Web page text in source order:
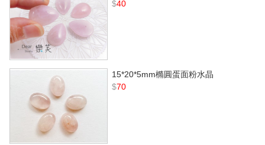
$40
15*20*5mm橢圓蛋面粉水晶
$70